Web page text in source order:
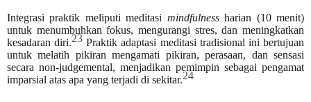
Integrasi praktik meliputi meditasi mindfulnessharian (10 menit)
untuk menumbuhkan fokus, mengurangi stres, dan meningkatkan
kesadaran diri.23 Praktik adaptasi meditasi tradisional ini bertujuan
untuk melatih pikiran mengamati pikiran, perasaan, dan sensasi
secara non-judgemental, menjadikan pemimpin sebagai pengamat
imparsial atas apa yang terjadi di sekitar.24